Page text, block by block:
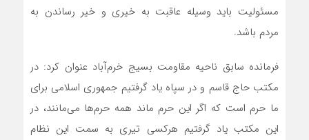
مسئولیت باید وسیله عاقبت به خیری و خیر رساندن به
مردم باشد.
فرمانده سابق ناحیه مقاومت بسیج خرم‌آباد عنوان کرد: در
مکتب حاج قاسم و در سپاه یاد گرفتیم جمهوری اسلامی برای
ما حرم است که اگر این حرم ماند همه حرم‌ها می‌مانند، در
این مکتب یاد گرفتیم هرکسی تیری به سمت این نظام